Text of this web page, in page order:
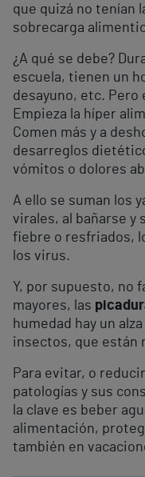
que quizá no tenían
sobrecarga
¿A qué se debe?
escuela, tienen un
desayuno, etc. Pero
Empieza la híper
Comen más y a
desarreglos
vómitos o dolores
A ello se suman los
virales, al bañarse y
fiebre o resfriados,
los virus.
Y, por supuesto, no
mayores, las
humedad hay un
insectos, que están
Para evitar, o
patologías y sus
la clave es beber
alimentación,
también en